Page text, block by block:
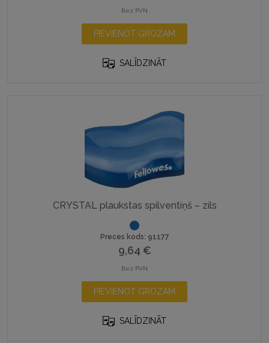
Bez PVN
PIEVIENOT GROZAM
SALĪDZINĀT
CRYSTAL plaukstas spilventiņš – zils
Preces kods: 91177
9,64 €
Bez PVN
PIEVIENOT GROZAM
SALĪDZINĀT